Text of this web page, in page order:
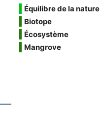
Équilibre de la nature
Biotope
Écosystème
Mangrove